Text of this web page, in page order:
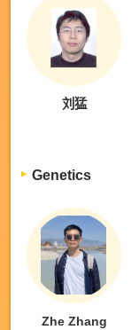
刘猛
Genetics
Zhe Zhang